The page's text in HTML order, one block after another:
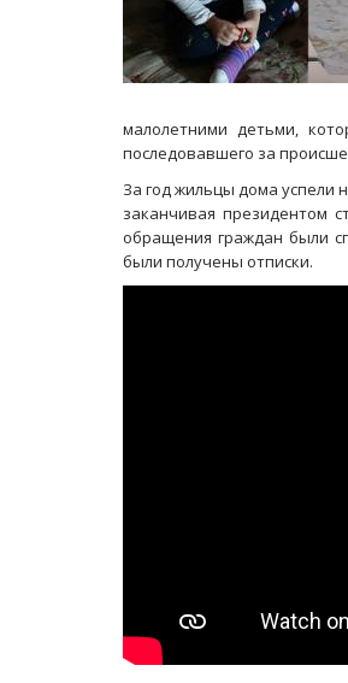
малолетними детьми,
последовавшего за
За год жильцы дома успели
заканчивая президентом
обращения граждан были
были получены отписки.